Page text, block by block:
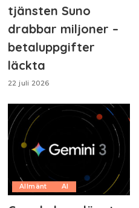
tjänsten Suno
drabbar miljoner –
betaluppgifter
läckta
22 juli 2026
Allmänt AI